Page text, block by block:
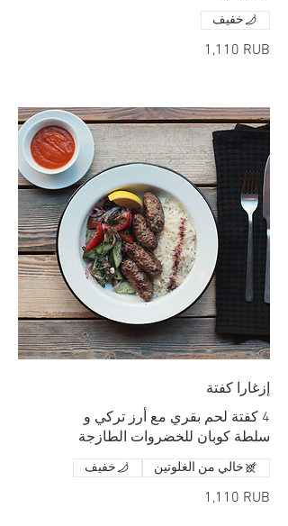
‏1,110 RUB
خفيف
إزغارا كفتة
سلطة كوبان للخضروات الطازجة
‏1,110 RUB
خالي من الغلوتين خفيف